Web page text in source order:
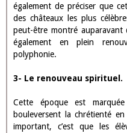
“A science nouvelle,
encore largement
galiéniques, s’ouvre à
Paré). Rabelais est lui-même
traditionaliste fondée sur
(grecques, latines) et déjà
2- La Renaissance